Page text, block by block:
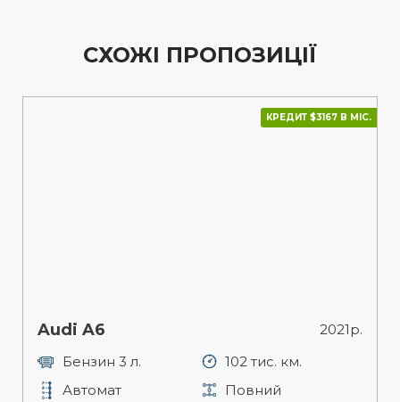
СХОЖІ ПРОПОЗИЦІЇ
КРЕДИТ $3167 В МІС.
Audi A6
2021р.
Бензин 3 л.
102 тис. км.
Автомат
Повний